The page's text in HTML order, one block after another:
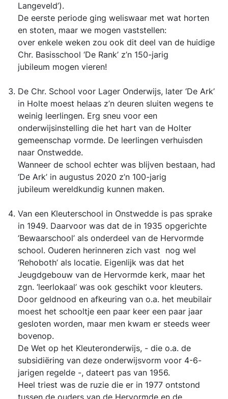
Langeveld’).
De eerste periode ging weliswaar met wat horten
en stoten, maar we mogen vaststellen:
over enkele weken zou ook dit deel van de huidige
Chr. Basisschool ‘De Rank’ z’n 150-jarig
jubileum mogen vieren!
De Chr. School voor Lager Onderwijs, later ‘De Ark’
in Holte moest helaas z’n deuren sluiten wegens te
weinig leerlingen. Erg sneu voor een
onderwijsinstelling die het hart van de Holter
gemeenschap vormde. De leerlingen verhuisden
naar Onstwedde.
Wanneer de school echter was blijven bestaan, had
‘De Ark’ in augustus 2020 z’n 100-jarig
jubileum wereldkundig kunnen maken.
Van een Kleuterschool in Onstwedde is pas sprake
in 1949. Daarvoor was dat de in 1935 opgerichte
‘Bewaarschool’ als onderdeel van de Hervormde
school. Ouderen herinneren zich vast nog wel
‘Rehoboth’ als locatie. Eigenlijk was dat het
Jeugdgebouw van de Hervormde kerk, maar het
zgn. ‘leerlokaal’ was ook geschikt voor kleuters.
Door geldnood en afkeuring van o.a. het meubilair
moest het schooltje een paar keer een paar jaar
gesloten worden, maar men kwam er steeds weer
bovenop.
De Wet op het Kleuteronderwijs, - die o.a. de
subsidiëring van deze onderwijsvorm voor 4-6-
jarigen regelde -, dateert pas van 1956.
Heel triest was de ruzie die er in 1977 ontstond
tussen de ouders van de Hervormde en de